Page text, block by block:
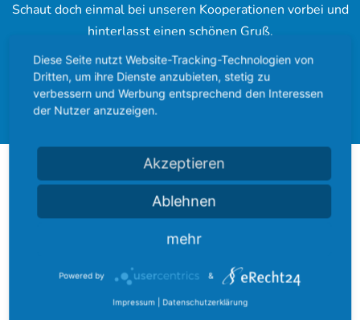
Schaut doch einmal bei unseren Kooperationen vorbei und
hinterlasst einen schönen Gruß.
Ford Community
Ford Cougar
Forum
Über das FordBoard
Das FordBoard wurde am 17. Dezember 2002 gegründet und
entwickelte sich seitdem zu einer der größten Modell-umfassenden
Community rund um das blaue Oval.
Bei uns finden Sie zu jedem Modell ein eigenes Fachforum. Darüber
hinaus können Sie in Modell-übergreifenden Foren nach Tipps rund
Diese Seite nutzt Website-Tracking-Technologien von
Dritten, um ihre Dienste anzubieten, stetig zu
verbessern und Werbung entsprechend den Interessen
der Nutzer anzuzeigen.
Akzeptieren
Ablehnen
mehr
Powered by &
Impressum Datenschutzerklärung